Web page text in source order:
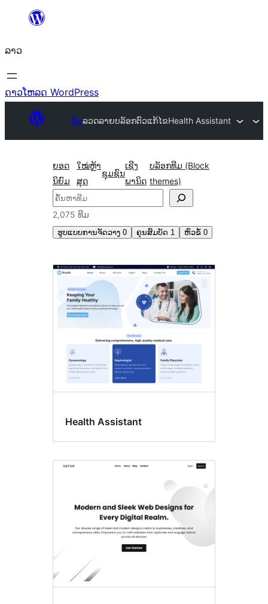
ທີ່
ເນື້ອຫາ
ລາວ
ດາວໂຫລດ WordPress
ທີມລວດລາຍບລັອກຕົວແກ້ໄຂHealth Assistant
ຍອດ
ນິຍົມ
ໃໝ່ຫຼ້າ
ສຸດ
ຊຸມຊົນ
ເຊີງ
ພານິດ
ບລັອກທີມ (Block
themes)
ຄົ້ນຫາ
2,075 ທີມ
ຮູບແບບການຈັດວາງ 0 ຄຸນສົມບັດ 1 ຫົວຂໍ້ 0
ລວດ
ລາຍ
ບລັອກ
ຕົວ
Health Assistant